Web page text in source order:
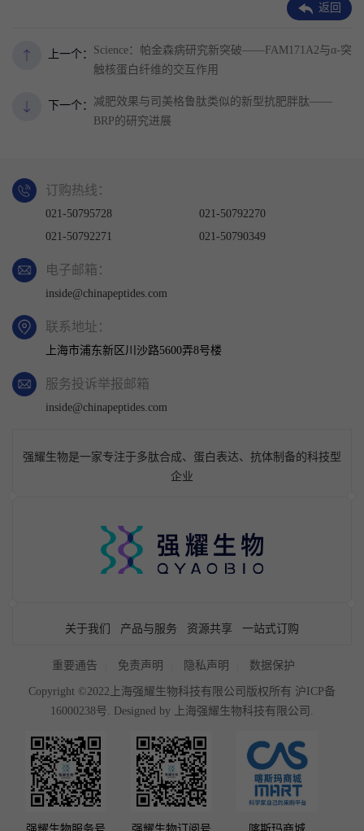
上一个： Science：帕金森病研究新突破——FAM171A2与α-突
触核蛋白纤维的交互作用
下一个： 减肥效果与司美格鲁肽类似的新型抗肥胖肽——
BRP的研究进展
返回
订购热线：
021-50795728
021-50792270
021-50792271
021-50790349
电子邮箱：
inside@chinapeptides.com
联系地址：
上海市浦东新区川沙路5600弄8号楼
服务投诉举报邮箱
inside@chinapeptides.com
强耀生物是一家专注于多肽合成、蛋白表达、抗体制备的科技型
企业
关于我们 产品与服务 资源共享 一站式订购
重要通告 免责声明 隐私声明 数据保护
Copyright ©2022上海强耀生物科技有限公司版权所有 沪ICP备
16000238号. Designed by 上海强耀生物科技有限公司.